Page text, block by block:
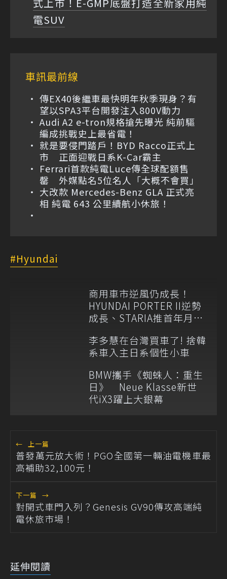
電SUV
車訊最前線
傳EX40後繼車最快明年秋季現身？有
望以SPA3平台開發注入800V動力
Audi A2 e-tron規格搶先曝光 純前驅
編成挑戰史上最省電！
就是要侵門踏戶！BYD Racco正式上
市 正面迎戰日系K-Car霸主
Ferrari首款純電Luce傳全球配額售
罄 外媒點名5位名人「大概不會買」
大改款 Mercedes-Benz GLA 正式亮
相 純電 643 公里續航小休旅！
Hyundai
商用車市逆風仍成長！
HYUNDAI PORTER II逆勢
成長、STARIA推首年月付
李多慧在台灣買車了! 捨韓
系車入主日系個性小車
BMW攜手《蜘蛛人：重生
日》 Neue Klasse新世
代iX3躍上大銀幕
← 上一篇
普發萬元放大術！PGO全國第一輛油電機車最
高補助32,100元！
下一篇 →
對開式車門入列？Genesis GV90傳攻高端純
電休旅市場！
延伸閱讀